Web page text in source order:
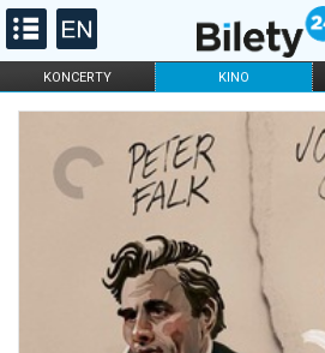
KONCERTY KINO
FILHARMONIA OPERA I BALET
DLA DZIECI
ONLINE